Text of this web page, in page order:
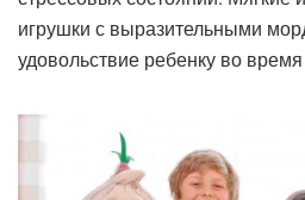
игрушки с выразительными
удовольствие ребенку во